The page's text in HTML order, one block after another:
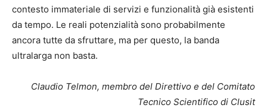
contesto immateriale di servizi e funzionalità già esistenti
da tempo. Le reali potenzialità sono probabilmente
ancora tutte da sfruttare, ma per questo, la banda
ultralarga non basta.
Claudio Telmon, membro del Direttivo e del Comitato
Tecnico Scientifico di Clusit